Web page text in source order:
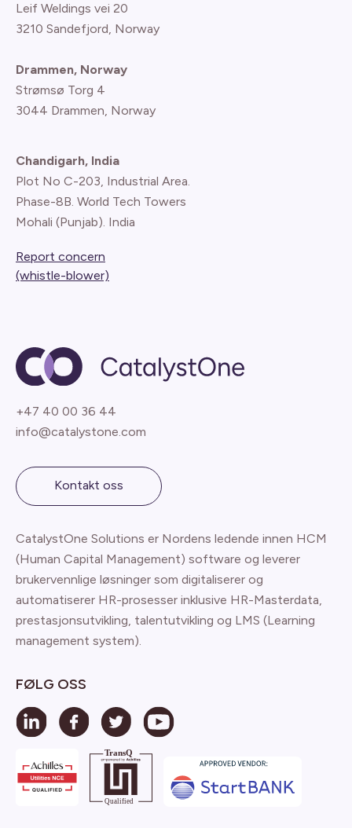
Leif Weldings vei 20
3210 Sandefjord, Norway
Drammen, Norway
Strømsø Torg 4
3044 Drammen, Norway
Chandigarh, India
Plot No C-203, Industrial Area.
Phase-8B. World Tech Towers
Mohali (Punjab). India
Report concern
(whistle-blower)
+47 40 00 36 44
info@catalystone.com
Kontakt oss
CatalystOne Solutions er Nordens ledende innen HCM
(Human Capital Management) software og leverer
brukervennlige løsninger som digitaliserer og
automatiserer HR-prosesser inklusive HR-Masterdata,
prestasjonsutvikling, talentutvikling og LMS (Learning
management system).
FØLG OSS